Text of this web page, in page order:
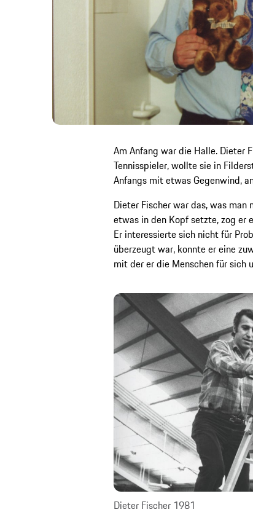
Am Anfang war die Halle. Dieter
Tennisspieler, wollte sie in
Anfangs mit etwas Gegenwind,
Dieter Fischer war das, was man
etwas in den Kopf setzte, zog er
Er interessierte sich nicht für
überzeugt war, konnte er eine
mit der er die Menschen für sich
Dieter Fischer 1981